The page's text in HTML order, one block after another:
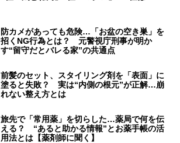
防カメがあっても危険…「お盆の空き巣」を
招くNG行為とは？ 元警視庁刑事が明か
す“留守だとバレる家”の共通点
前髪のセット、スタイリング剤を「表面」に
塗ると失敗？ 実は“内側の根元”が正解…崩
れない整え方とは
旅先で「常用薬」を切らした…薬局で何を伝
える？ “あると助かる情報”とお薬手帳の活
用法とは【薬剤師に聞く】